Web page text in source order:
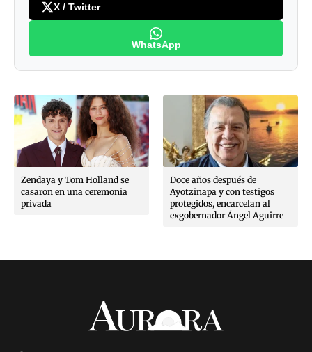
X / Twitter
WhatsApp
Zendaya y Tom Holland se
casaron en una ceremonia
privada
Doce años después de
Ayotzinapa y con testigos
protegidos, encarcelan al
exgobernador Ángel Aguirre